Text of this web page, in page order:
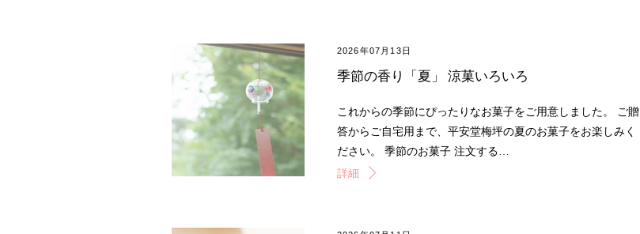
2026年07月13日
季節の香り「夏」 涼菓いろいろ
これからの季節にぴったりなお菓子をご用意しました。 ご贈
答からご自宅用まで、平安堂梅坪の夏のお菓子をお楽しみく
ださい。 季節のお菓子 注文する…
詳細